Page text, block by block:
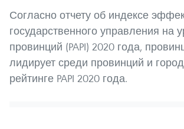
Согласно отчету об индексе
государственного управления на
провинций (PAPI) 2020 года,
лидирует среди провинций и
рейтинге PAPI 2020 года.